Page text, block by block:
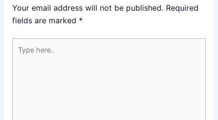
Your email address will not be published. Required
fields are marked *
here..